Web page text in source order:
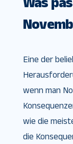
Eine der
wenn man
wie die
die